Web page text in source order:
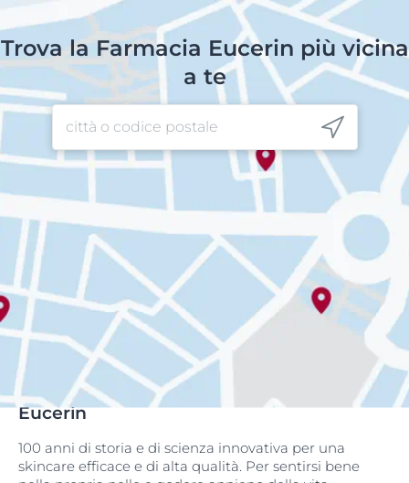
Trova la Farmacia Eucerin più vicina
a te
Eucerin
100 anni di storia e di scienza innovativa per una
skincare efficace e di alta qualità. Per sentirsi bene